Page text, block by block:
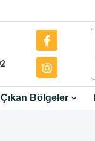
Bölgeler